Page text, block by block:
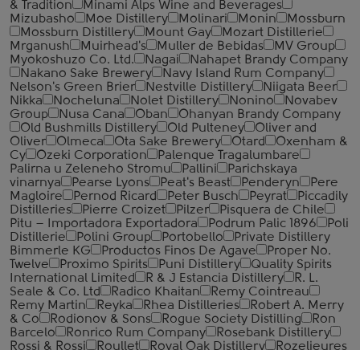
& Tradition
Minami Alps Wine and Beverages
Mizubasho
Moe Distillery Molinari Monin
Mossburn
Mossburn Distillery
Mount Gay
Mozart Distillerie
Mrganush
Muirhead's Muller de Bebidas
MV Group
Myokoshuzo Co. Ltd.
Nagai
Nahapet Brandy Company
Nakano Sake Brewery
Navy Island Rum Company
Nelson's Green Brier
Nestville Distillery
Niigata Beer
Nikka
Nocheluna Nolet Distillery Nonino
Novabev
Group
Nusa Cana Oban
Ohanyan Brandy Company
Old Bushmills Distillery
Old Pulteney
Oliver and
Oliver
Olmeca Ota Sake Brewery Otard
Oxenham &
Cy
Ozeki Corporation
Palenque Tragalumbare
Palirna u Zeleneho Stromu
Pallini
Parichskaya
vinarnya
Pearse Lyons Peat's Beast Penderyn
Pere
Magloire
Pernod Ricard Peter Busch Peyrat
Piccadily
Distilleries
Pierre Croizet Pilzer
Pisquera de Chile
Pitu – Importadora Exportadora
Podrum Palic 1896
Poli
Distillerie
Polini Group Portobello
Private Distillery
Bimmerle KG
Productos Finos De Agave
Proper No.
Twelve
Proximo Spirits Puni Distillery
Quality Spirits
International Limited
R & J Estancia Distillery
R. L.
Seale & Co. Ltd
Radico Khaitan
Remy Cointreau
Remy Martin
Reyka Rhea Distilleries
Robert A. Merry
& Co
Rodionov & Sons Rogue Society Distilling
Ron
Barcelo
Ronrico Rum Company
Rosebank Distillery
Rossi & Rossi
Roullet Royal Oak Distillery
Rozelieures